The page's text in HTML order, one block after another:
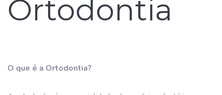
Ortodontia
O que é a Ortodontia?